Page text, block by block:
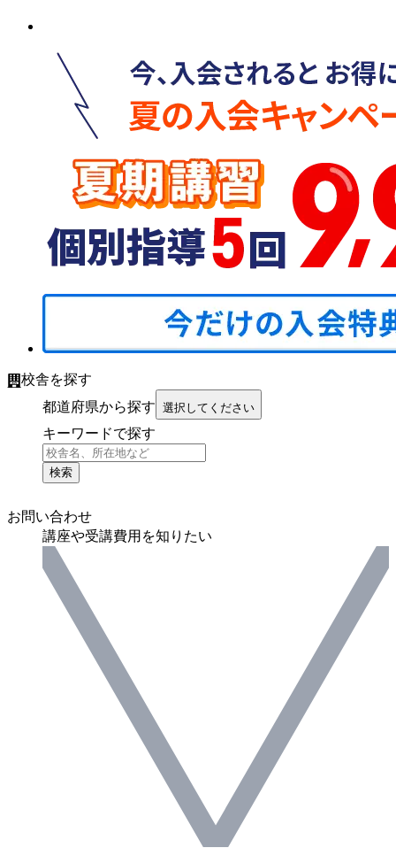
校舎を探す
都道府県から探す 選択してください
キーワードで探す
検索
お問い合わせ
講座や受講費用を知りたい